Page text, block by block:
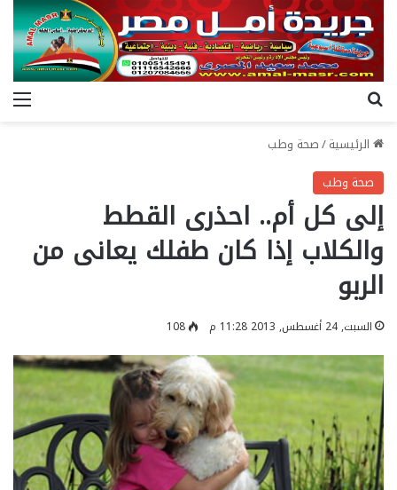
الرئيسية/صحة وطب
صحة وطب
إلى كل أم.. احذرى القطط
والكلاب إذا كان طفلك يعانى من
الربو
السبت, 24 أغسطس, 2013 11:28 م 108